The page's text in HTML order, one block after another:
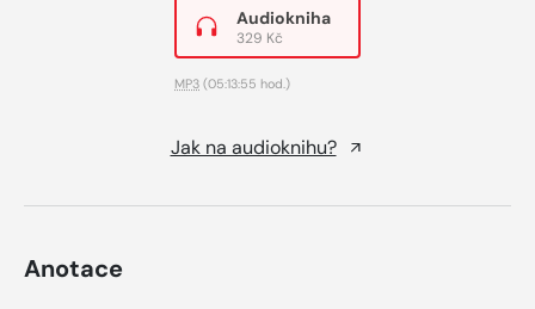
Audiokniha
329 Kč
MP3 (05:13:55 hod.)
Jak na audioknihu?
Anotace